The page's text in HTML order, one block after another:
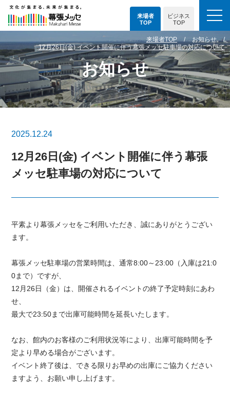
来場者
TOP
ビジネス
TOP
お知らせ
来場者TOP
お知らせ
12月26日(金) イベント開催に伴う幕張メッセ駐車場の対応について
2025.12.24
12月26日(金) イベント開催に伴う幕張
メッセ駐車場の対応について
平素より幕張メッセをご利用いただき、誠にありがとうござい
ます。
幕張メッセ駐車場の営業時間は、通常8:00～23:00（入庫は21:0
0まで）ですが、
12月26日（金）は、開催されるイベントの終了予定時刻にあわ
せ、
最大で23:50まで出庫可能時間を延長いたします。
なお、館内のお客様のご利用状況等により、出庫可能時間を予
定より早める場合がございます。
イベント終了後は、できる限りお早めの出庫にご協力ください
ますよう、お願い申し上げます。